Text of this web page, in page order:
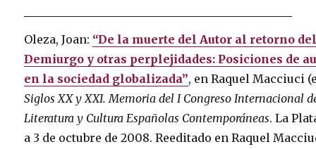
Oleza, Joan: “De la muerte del Autor al retorno
Demiurgo y otras perplejidades: Posiciones de
en la sociedad globalizada”, en Raquel Macciuci
Siglos XX y XXI. Memoria del I Congreso Internacional
Literatura y Cultura Españolas Contemporáneas. La
a 3 de octubre de 2008. Reeditado en Raquel